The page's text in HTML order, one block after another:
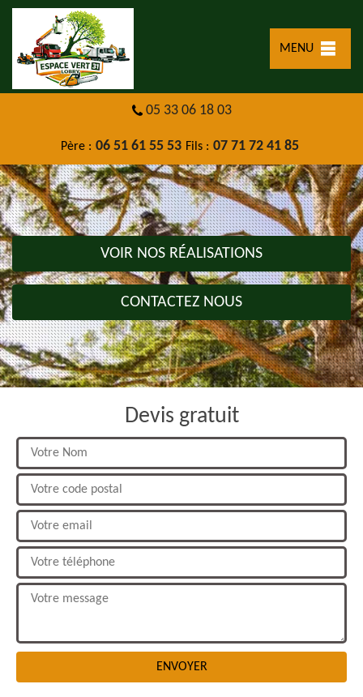
MENU
05 33 06 18 03
Père : 06 51 61 55 53 Fils : 07 71 72 41 85
VOIR NOS RÉALISATIONS
CONTACTEZ NOUS
Devis gratuit